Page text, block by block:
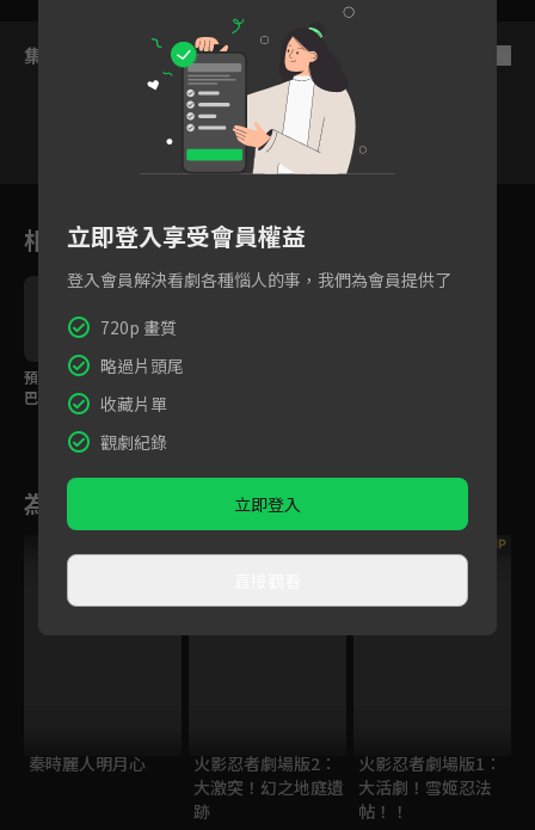
集數列表
相關花絮
預告｜周渝民✕迪麗熱
巴主演，共譜一段橫跨
百年的生死之戀
為您推薦
秦時麗人明月心
火影忍者劇場版2：
大激突！幻之地庭遺
跡
VIP
火影忍者劇場版1：
大活劇！雪姬忍法
帖！！
立即登入享受會員權益
登入會員解決看劇各種惱人的事，我們為會員提供了
720p 畫質
略過片頭尾
收藏片單
觀劇紀錄
立即登入